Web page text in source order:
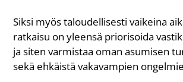
Siksi myös taloudellisesti vaikeina
ratkaisu on yleensä priorisoida
ja siten varmistaa oman asumisen
sekä ehkäistä vakavampien